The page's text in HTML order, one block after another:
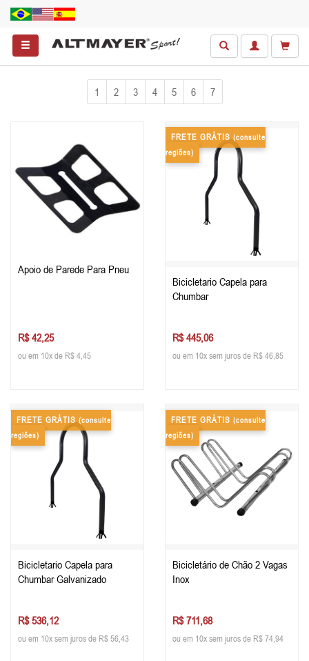
1 2 3 4 5 6 7
Apoio de Parede Para Pneu
R$ 42,25
ou em 10x de R$ 4,45
FRETE GRÁTIS (consulte
regiões)
Bicicletario Capela para
Chumbar
R$ 445,06
ou em 10x sem juros de R$ 46,85
FRETE GRÁTIS (consulte
regiões)
Bicicletario Capela para
Chumbar Galvanizado
R$ 536,12
ou em 10x sem juros de R$ 56,43
FRETE GRÁTIS (consulte
regiões)
Bicicletário de Chão 2 Vagas
Inox
R$ 711,68
ou em 10x sem juros de R$ 74,94